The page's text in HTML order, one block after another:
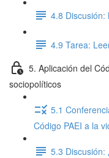
4.8 Discusión:
4.9 Tarea:
5. Aplicación del
sociopolíticos
5.1
Código PAEI a la
5.3 Discusión: